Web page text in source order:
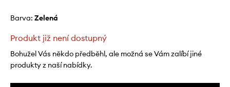
Barva: zelená
Produkt již není dostupný
Bohužel Vás někdo předběhl, ale možná se Vám zalíbí jiné
produkty z naší nabídky.